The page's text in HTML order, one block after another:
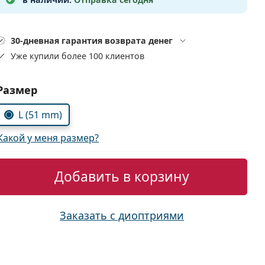
30-дневная гарантия возврата денег
Уже купили более 100 клиентов
параметры:
L (51 mm)
у меня размер?
Добавить в корзину
Заказать с диоптриями